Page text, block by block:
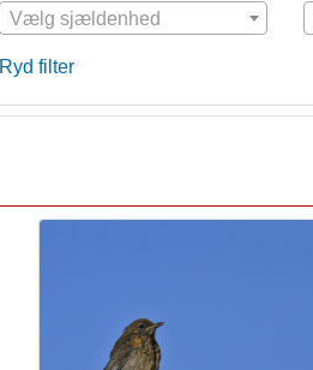
Vælg sjældenhed
Ryd filter